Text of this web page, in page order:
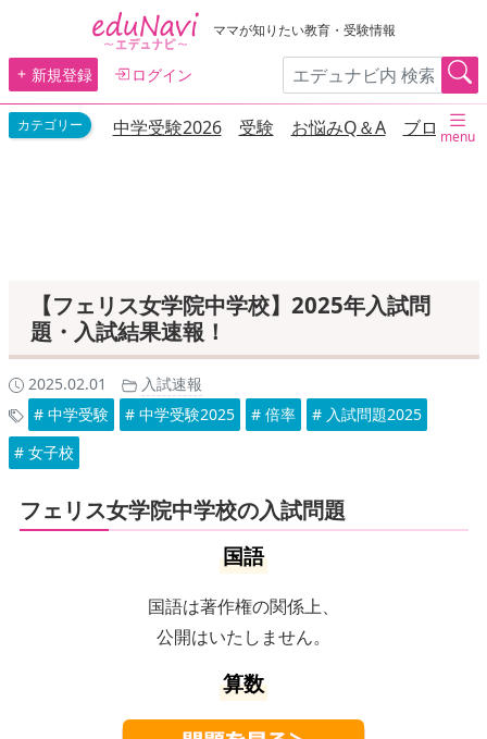
ママが知りたい教育・受験情報
新規登録 ログイン
中学受験2026 受験 お悩みQ＆A ブログmenu
【フェリス女学院中学校】2025年入試問
題・入試結果速報！
2025.02.01
入試速報
# 中学受験
# 中学受験2025 # 倍率
# 入試問題2025
# 女子校
フェリス女学院中学校の入試問題
国語
国語は著作権の関係上、
公開はいたしません。
算数